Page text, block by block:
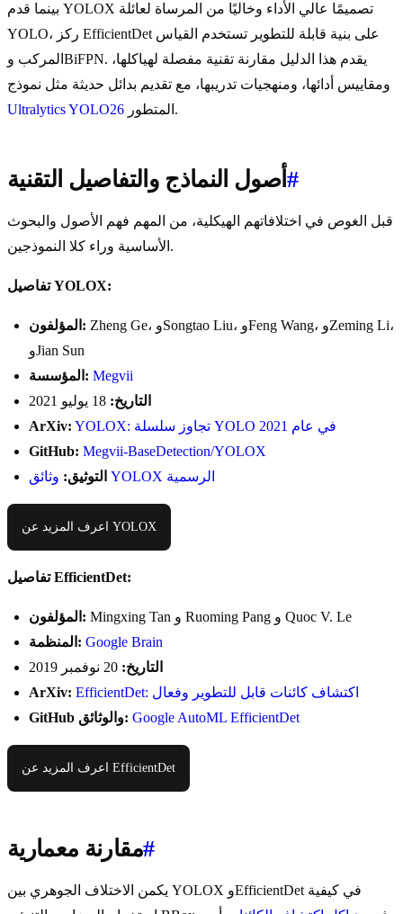
بينما قدم YOLOX تصميمًا عالي الأداء وخاليًا من المرساة لعائلة
YOLO، ركز EfficientDet على بنية قابلة للتطوير تستخدم القياس
المركب وBiFPN. يقدم هذا الدليل مقارنة تقنية مفصلة لهياكلها،
ومقاييس أدائها، ومنهجيات تدريبها، مع تقديم بدائل حديثة مثل نموذج
Ultralytics YOLO26
المتطور.
أصول النماذج والتفاصيل التقنية #
قبل الغوص في اختلافاتهم الهيكلية، من المهم فهم الأصول والبحوث
الأساسية وراء كلا النموذجين.
تفاصيل YOLOX:
المؤلفون: Zheng Ge، وSongtao Liu، وFeng Wang، وZeming Li،
وJian Sun
المؤسسة: Megvii
التاريخ:
ArXiv:
YOLOX: تجاوز سلسلة YOLO في عام 2021
GitHub: Megvii-BaseDetection/YOLOX
التوثيق:
وثائق YOLOX الرسمية
اعرف المزيد عن YOLOX
تفاصيل EfficientDet:
المؤلفون:
Mingxing Tan و Ruoming Pang و Quoc V. Le
المنظمة: Google Brain
التاريخ:
ArXiv:
EfficientDet: اكتشاف كائنات قابل للتطوير وفعال
GitHub والوثائق: Google AutoML EfficientDet
اعرف المزيد عن EfficientDet
مقارنة معمارية#
يكمن الاختلاف الجوهري بين YOLOX وEfficientDet في كيفية